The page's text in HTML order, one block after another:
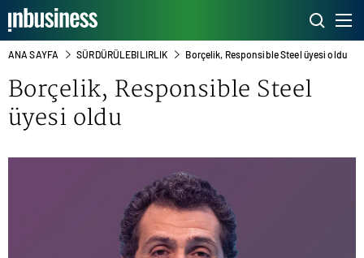
ANA SAYFA SÜRDÜRÜLEBILIRLIK Borçelik, Responsible Steel üyesi oldu
Borçelik, Responsible Steel
üyesi oldu